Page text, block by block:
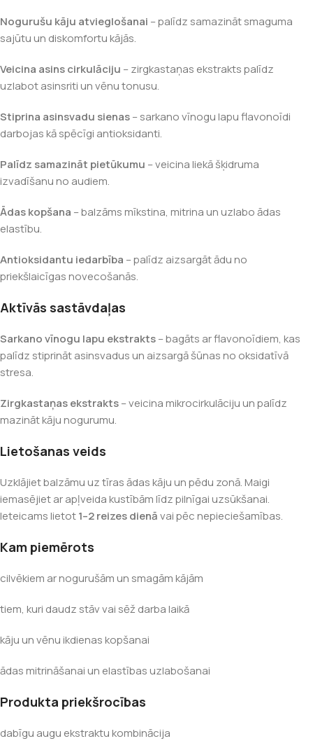
Nogurušu kāju atvieglošanai – palīdz samazināt smaguma
sajūtu un diskomfortu kājās.
Veicina asins cirkulāciju – zirgkastaņas ekstrakts palīdz
uzlabot asinsriti un vēnu tonusu.
Stiprina asinsvadu sienas– sarkano vīnogu lapu flavonoīdi
darbojas kā spēcīgi antioksidanti.
Palīdz samazināt pietūkumu – veicina liekā šķidruma
izvadīšanu no audiem.
Ādas kopšana – balzāms mīkstina, mitrina un uzlabo ādas
elastību.
Antioksidantu iedarbība – palīdz aizsargāt ādu no
priekšlaicīgas novecošanās.
Aktīvās sastāvdaļas
Sarkano vīnogu lapu ekstrakts– bagāts ar flavonoīdiem, kas
palīdz stiprināt asinsvadus un aizsargā šūnas no oksidatīvā
stresa.
Zirgkastaņas ekstrakts– veicina mikrocirkulāciju un palīdz
mazināt kāju nogurumu.
Lietošanas veids
Uzklājiet balzāmu uz tīras ādas kāju un pēdu zonā. Maigi
iemasējiet ar apļveida kustībām līdz pilnīgai uzsūkšanai.
Ieteicams lietot1–2 reizes dienāvai pēc nepieciešamības.
Kam piemērots
cilvēkiem ar nogurušām un smagām kājām
tiem, kuri daudz stāv vai sēž darba laikā
kāju un vēnu ikdienas kopšanai
ādas mitrināšanai un elastības uzlabošanai
Produkta priekšrocības
dabīgu augu ekstraktu kombinācija